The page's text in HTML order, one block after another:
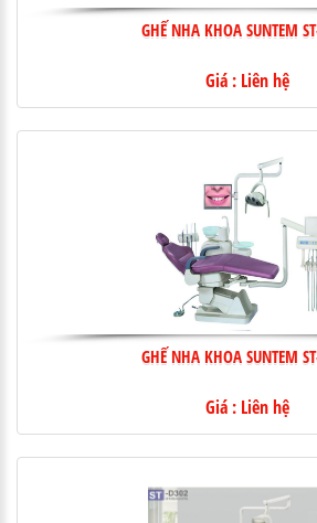
GHẾ NHA KHOA SUNTEM
Giá : Liên hệ
GHẾ NHA KHOA SUNTEM
Giá : Liên hệ